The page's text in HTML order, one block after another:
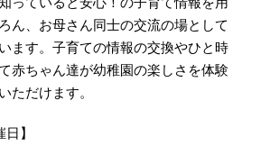
ん、お母さん同士の交流の場として
ます。子育ての情報の交換やひと時
赤ちゃん達が幼稚園の楽しさを体験
ただけます。
】